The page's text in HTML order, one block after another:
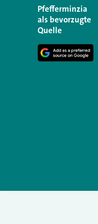
Pfefferminzia
als bevorzugte
Quelle